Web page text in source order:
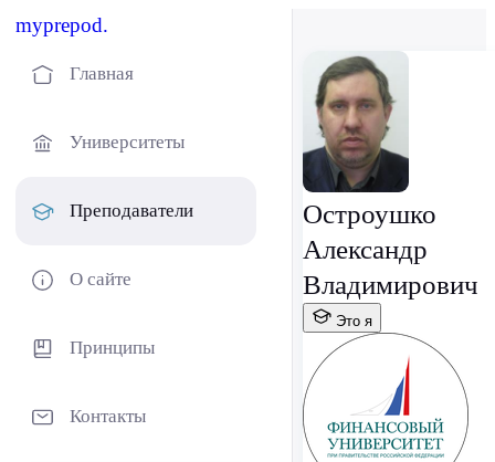
myprepod.
Главная
Университеты
Преподаватели
О сайте
Принципы
Контакты
Остроушко
Александр
Владимирович
Это я